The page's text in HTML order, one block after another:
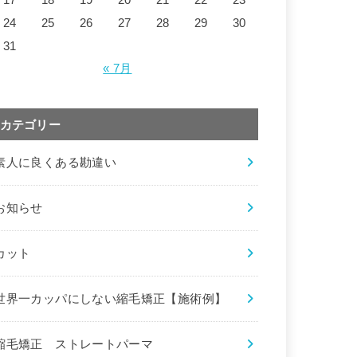
24
25 26 27 28 29
30
31
« 7月
カテゴリー
人に良くある勘違い
知らせ
ット
界一カッパにしない縮毛矯正【施術例】
毛矯正 ストレートパーマ